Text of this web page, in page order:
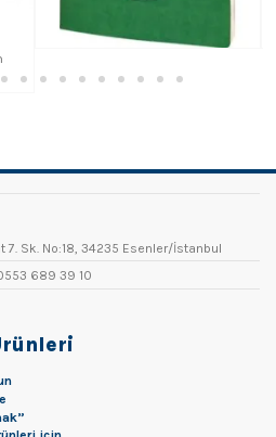
Sk. No:18, 34235 Esenler/İstanbul
689 39 10